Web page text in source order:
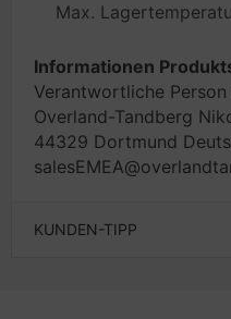
Max.
Informationen
Verantwortliche Person
Overland-Tandberg
44329 Dortmund
KUNDEN-TIPP